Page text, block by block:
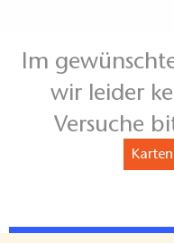
können
Im
wir leider
Versuche